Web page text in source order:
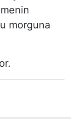
morguna